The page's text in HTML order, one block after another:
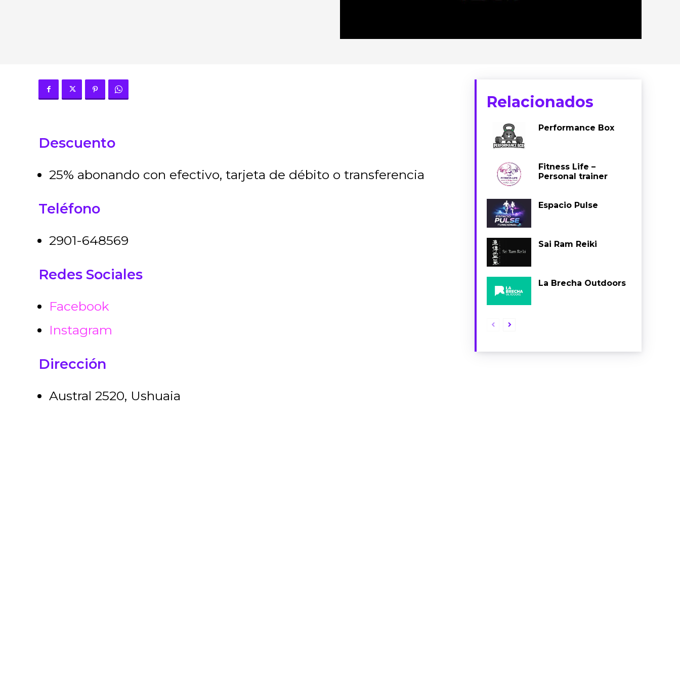
Descuento
25% abonando con efectivo, tarjeta de débito o transferencia
Teléfono
2901-648569
Redes Sociales
Facebook
Instagram
Dirección
Austral 2520, Ushuaia
Relacionados
Performance Box
Fitness Life –
Personal trainer
Espacio Pulse
Sai Ram Reiki
La Brecha Outdoors